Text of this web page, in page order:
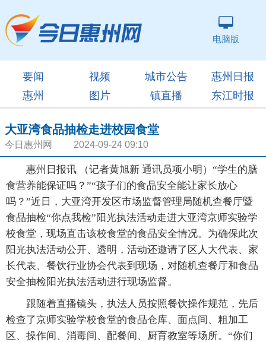
电脑版
要闻 视频 城市公告
惠州日报
惠州
图片 镇直播 东江时报
大亚湾食品抽检走进校园食堂
今日惠州网 2024-09-24 09:10
惠州日报讯 （记者黄旭新 通讯员项小明）“学生的膳
食营养能保证吗？”“孩子们的食品安全能让家长放心
吗？”近日，大亚湾开发区市场监督管理局随机查餐厅暨
食品抽检“你点我检”阳光执法活动走进大亚湾京师实验学
校食堂，现场直击该校食堂的食品安全情况。为确保此次
阳光执法活动公开、透明，活动还邀请了区人大代表、家
长代表、餐饮行业协会代表到现场，对随机查餐厅和食品
安全抽检阳光执法活动进行现场监督。
跟随着直播镜头，执法人员按照餐饮操作规范，先后
检查了京师实验学校食堂的食品仓库、面点间、粗加工
区、操作间、消毒间、配餐间、厨育教室等场所。“你们